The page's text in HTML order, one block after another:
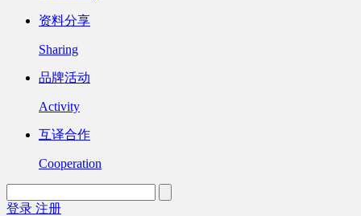
资料分享
Sharing
品牌活动
Activity
互译合作
Cooperation
登录 注册